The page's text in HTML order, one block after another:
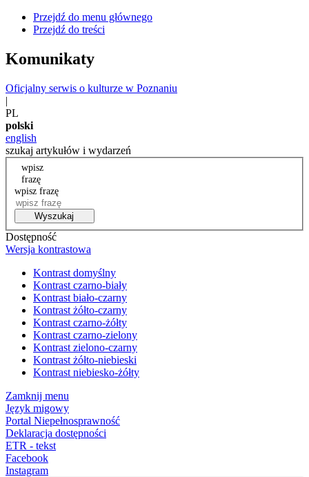
Przejdź do menu głównego
Przejdź do treści
Komunikaty
Oficjalny serwis o kulturze w Poznaniu
|
PL
polski
english
szukaj artykułów i wydarzeń
wpisz
frazę
wpisz frazę
Wyszukaj
Dostępność
Wersja kontrastowa
Kontrast domyślny
Kontrast czarno-biały
Kontrast biało-czarny
Kontrast żółto-czarny
Kontrast czarno-żółty
Kontrast czarno-zielony
Kontrast zielono-czarny
Kontrast żółto-niebieski
Kontrast niebiesko-żółty
Zamknij menu
Język migowy
Portal Niepełnosprawność
Deklaracja dostępności
ETR - tekst
Facebook
Instagram